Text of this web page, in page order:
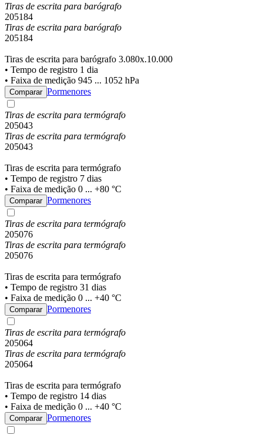
Tiras de escrita para barógrafo
205184
Tiras de escrita para barógrafo
205184
Tiras de escrita para barógrafo 3.080x.10.000
• Tempo de registro 1 dia
• Faixa de medição 945 ... 1052 hPa
Comparar Pormenores
Tiras de escrita para termógrafo
205043
Tiras de escrita para termógrafo
205043
Tiras de escrita para termógrafo
• Tempo de registro 7 dias
• Faixa de medição 0 ... +80 °C
Comparar Pormenores
Tiras de escrita para termógrafo
205076
Tiras de escrita para termógrafo
205076
Tiras de escrita para termógrafo
• Tempo de registro 31 dias
• Faixa de medição 0 ... +40 °C
Comparar Pormenores
Tiras de escrita para termógrafo
205064
Tiras de escrita para termógrafo
205064
Tiras de escrita para termógrafo
• Tempo de registro 14 dias
• Faixa de medição 0 ... +40 °C
Comparar Pormenores